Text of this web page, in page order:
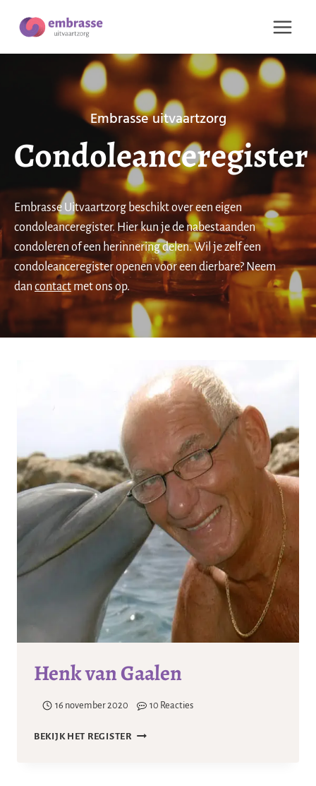
naar
Embrasse uitvaartzorg
Condoleanceregister
Embrasse Uitvaartzorg beschikt over een eigen
condoleanceregister. Hier kun je de nabestaanden
condoleren of een herinnering delen. Wil je zelf een
condoleanceregister openen voor een dierbare? Neem
dan contact met ons op.
Henk van Gaalen
16 november 2020 10 Reacties
BEKIJK HET REGISTERHENK